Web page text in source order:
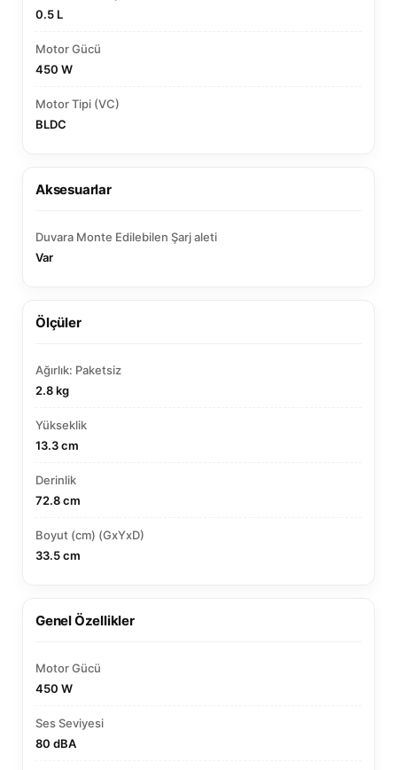
0.5 L
Motor Gücü
450 W
Motor Tipi (VC)
BLDC
Aksesuarlar
Duvara Monte Edilebilen Şarj aleti
Var
Ölçüler
Ağırlık: Paketsiz
2.8 kg
Yükseklik
13.3 cm
Derinlik
72.8 cm
Boyut (cm) (GxYxD)
33.5 cm
Genel Özellikler
Motor Gücü
450 W
Ses Seviyesi
80 dBA